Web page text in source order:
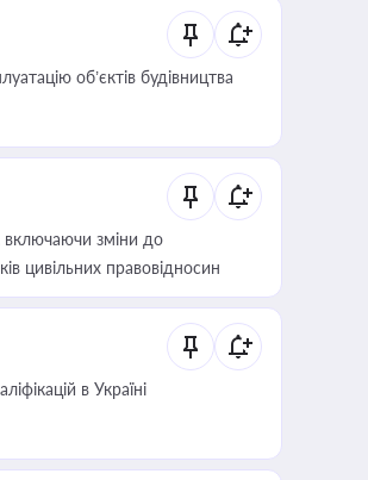
об’єктів будівництва
включаючи зміни до
цивільних правовідносин
в Україні